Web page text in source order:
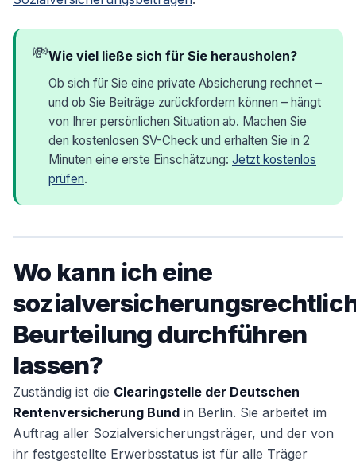
💸Wie viel ließe sich für Sie herausholen?
Ob sich für Sie eine private Absicherung rechnet –
und ob Sie Beiträge zurückfordern können – hängt
von Ihrer persönlichen Situation ab. Machen Sie
den kostenlosen SV-Check und erhalten Sie in 2
Minuten eine erste Einschätzung: Jetzt kostenlos
prüfen.
Wo kann ich eine
Beurteilung durchführen
lassen?
Zuständig ist die Clearingstelle der Deutschen
Rentenversicherung Bund in Berlin. Sie arbeitet im
Auftrag aller Sozialversicherungsträger, und der von
ihr festgestellte Erwerbsstatus ist für alle Träger